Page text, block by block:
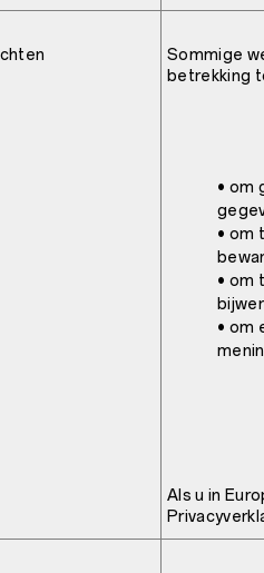
Sommige
betrekking
• om
• om
• om
• om
Als u in